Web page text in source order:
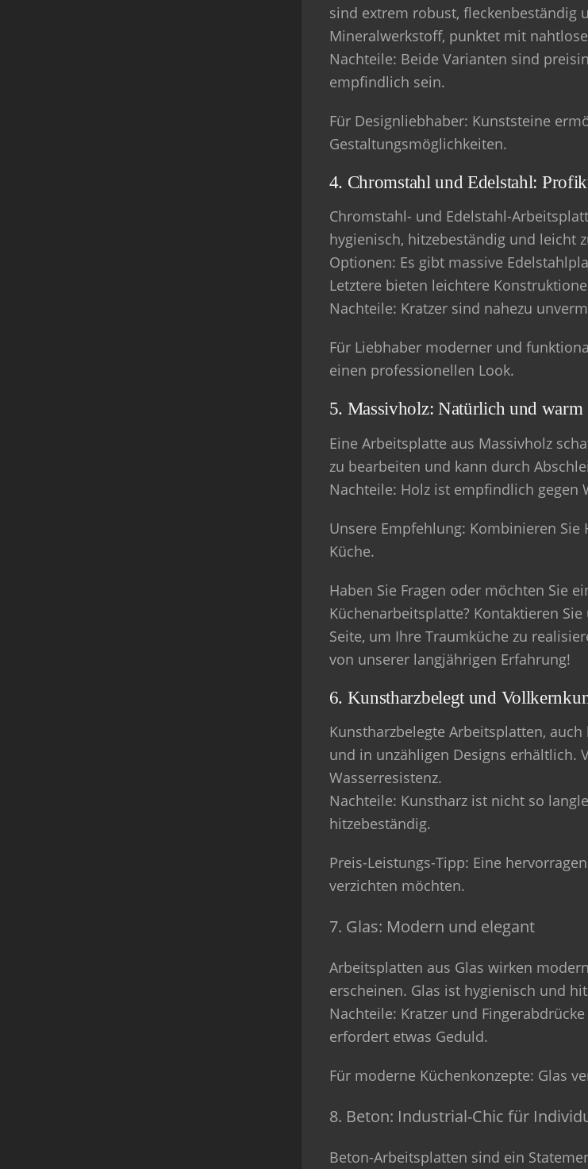
sind extrem robust, fleckenbeständig
Mineralwerkstoff, punktet mit
Nachteile: Beide Varianten sind
empfindlich sein.
Für Designliebhaber: Kunststeine
Gestaltungsmöglichkeiten.
4. Chromstahl und Edelstahl:
Chromstahl- und Edelstahl-
hygienisch, hitzebeständig und leicht
Optionen: Es gibt massive
Letztere bieten leichtere
Nachteile: Kratzer sind nahezu
Für Liebhaber moderner und
einen professionellen Look.
5. Massivholz: Natürlich und warm
Eine Arbeitsplatte aus Massivholz
zu bearbeiten und kann durch
Nachteile: Holz ist empfindlich gegen
Unsere Empfehlung: Kombinieren Sie
Küche.
Haben Sie Fragen oder möchten Sie
Küchenarbeitsplatte? Kontaktieren
Seite, um Ihre Traumküche zu
von unserer langjährigen Erfahrung!
6. Kunstharzbelegt und
Kunstharzbelegte Arbeitsplatten,
und in unzähligen Designs erhältlich.
Wasserresistenz.
Nachteile: Kunstharz ist nicht so
hitzebeständig.
Preis-Leistungs-Tipp: Eine
verzichten möchten.
7. Glas: Modern und elegant
Arbeitsplatten aus Glas wirken
erscheinen. Glas ist hygienisch und
Nachteile: Kratzer und
erfordert etwas Geduld.
Für moderne Küchenkonzepte: Glas
8. Beton: Industrial-Chic für
Beton-Arbeitsplatten sind ein